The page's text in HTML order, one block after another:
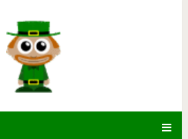
10 находок, которые